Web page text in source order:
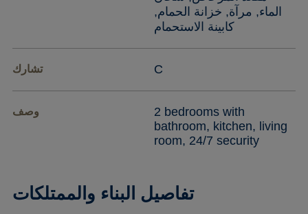
الماء, مرآة, خزانة الحمام,
كابينة الاستحمام
تشارك C
وصف
2 bedrooms with
bathroom, kitchen, living
room, 24/7 security
تفاصيل البناء والممتلكات